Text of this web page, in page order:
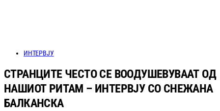
ИНТЕРВЈУ
СТРАНЦИТЕ ЧЕСТО СЕ ВООДУШЕВУВААТ ОД
НАШИОТ РИТАМ – ИНТЕРВЈУ СО СНЕЖАНА
БАЛКАНСКА